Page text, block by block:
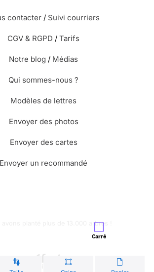
Carré
contacter / Suivi courriers
CGV & RGPD / Tarifs
Notre blog / Médias
Qui sommes-nous ?
Modèles de lettres
Envoyer des photos
Envoyer des cartes
Envoyer un recommandé
avons planté plus de 13.000 arbres !
© Merci Facteur